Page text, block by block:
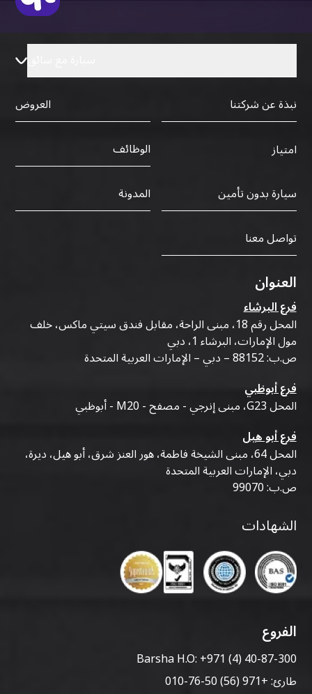
نبذة عن شركتنا
العروض
امتياز
الوظائف
سيارة بدون تأمين
المدونة
تواصل معنا
العنوان
فرع البرشاء
المحل رقم 18، مبنى الراحة، مقابل فندق سيتي ماكس، خلف
مول الإمارات، البرشاء 1، دبي
ص.ب: 88152 – دبي – الإمارات العربية المتحدة
فرع أبوظبي
المحل G23، مبنى إنرجي - مصفح - M20 - أبوظبي
فرع أبو هيل
المحل 64، مبنى الشيخة فاطمة، هور العنز شرق، أبو هيل، ديرة،
دبي، الإمارات العربية المتحدة
ص.ب: 99070
الشهادات
الفروع
Barsha H.O:+971 (4) 40-87-300
طارئ:+971 (56) 50-76-010